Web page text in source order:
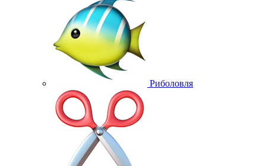
Риболовля